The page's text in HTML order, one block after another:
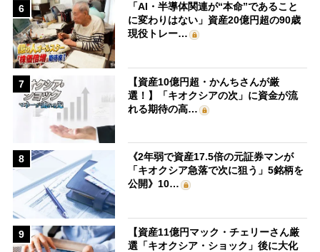
6
「AI・半導体関連が“本命”であること
に変わりはない」資産20億円超の90歳
現役トレー…
7
【資産10億円超・かんちさんが厳
選！】「キオクシアの次」に資金が流
れる期待の高…
8
《2年弱で資産17.5倍の元証券マンが
「キオクシア急落で次に狙う」5銘柄を
公開》10…
9
【資産11億円マック・チェリーさん厳
選「キオクシア・ショック」後に大化